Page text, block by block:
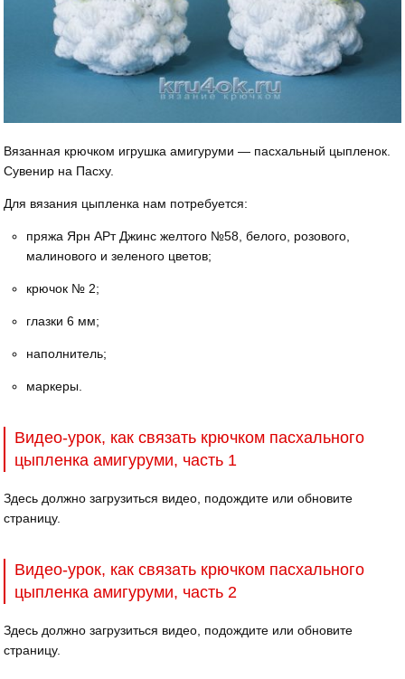
Вязанная крючком игрушка амигуруми — пасхальный цыпленок.
Сувенир на Пасху.
Для вязания цыпленка нам потребуется:
пряжа Ярн АРт Джинс желтого №58, белого, розового,
малинового и зеленого цветов;
крючок № 2;
глазки 6 мм;
наполнитель;
маркеры.
Видео-урок, как связать крючком пасхального
цыпленка амигуруми, часть 1
Здесь должно загрузиться видео, подождите или обновите
страницу.
Видео-урок, как связать крючком пасхального
цыпленка амигуруми, часть 2
Здесь должно загрузиться видео, подождите или обновите
страницу.